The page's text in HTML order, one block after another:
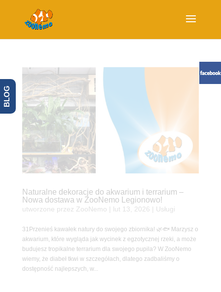
Naturalne dekoracje do akwarium i terrarium –
Nowa dostawa w ZooNemo Legionowo!
utworzone przez ZooNemo lut 13, 2026 Usługi
31Przenieś kawałek natury do swojego zbiornika! 🌿🐟 Marzysz o
akwarium, które wygląda jak wycinek z egzotycznej rzeki, a może
budujesz tropikalne terrarium dla swojego pupila? W ZooNemo
wiemy, że diabeł tkwi w szczegółach, dlatego zadbaliśmy o
dostępność najlepszych, w...
BLOG